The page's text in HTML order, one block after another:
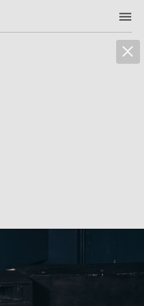
marcus hoehn